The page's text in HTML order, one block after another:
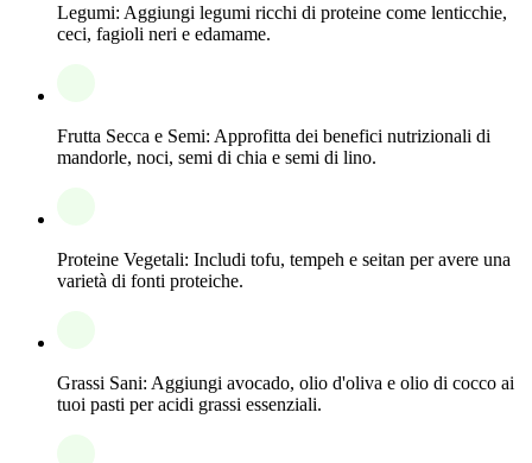
Legumi: Aggiungi legumi ricchi di proteine come lenticchie,
ceci, fagioli neri e edamame.
Frutta Secca e Semi: Approfitta dei benefici nutrizionali di
mandorle, noci, semi di chia e semi di lino.
Proteine Vegetali: Includi tofu, tempeh e seitan per avere una
varietà di fonti proteiche.
Grassi Sani: Aggiungi avocado, olio d'oliva e olio di cocco ai
tuoi pasti per acidi grassi essenziali.